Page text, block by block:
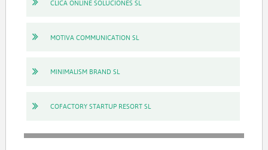
CLICA ONLINE SOLUCIONES SL
MOTIVA COMMUNICATION SL
MINIMALISM BRAND SL
COFACTORY STARTUP RESORT SL